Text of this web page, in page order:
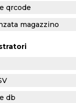
qrcode
magazzino
db